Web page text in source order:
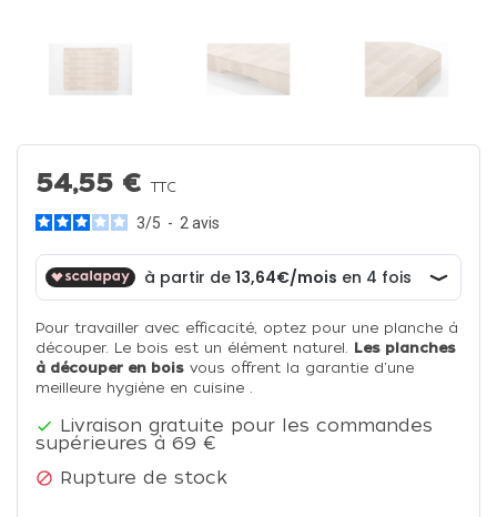
54,55 €TTC
3/5 - 2 avis
Pour travailler avec efficacité, optez pour une planche à
découper. Le bois est un élément naturel. Les planches
à découper en bois vous offrent la garantie d'une
meilleure hygiène en cuisine .
 Livraison gratuite pour les commandes
supérieures à 69 €
 Rupture de stock